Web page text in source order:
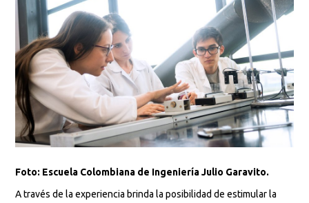
Foto: Escuela Colombiana de Ingeniería Julio Garavito.
A través de la experiencia brinda la posibilidad de estimular la